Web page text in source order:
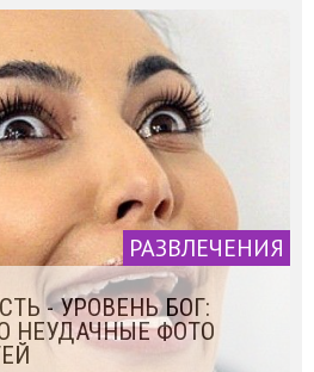
РАЗВЛЕЧЕНИЯ
- УРОВЕНЬ БОГ:
НЕУДАЧНЫЕ ФОТО